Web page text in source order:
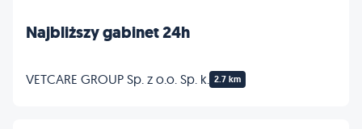
Najbliższy gabinet 24h
VETCARE GROUP Sp. z o.o. Sp. k. 2.7 km